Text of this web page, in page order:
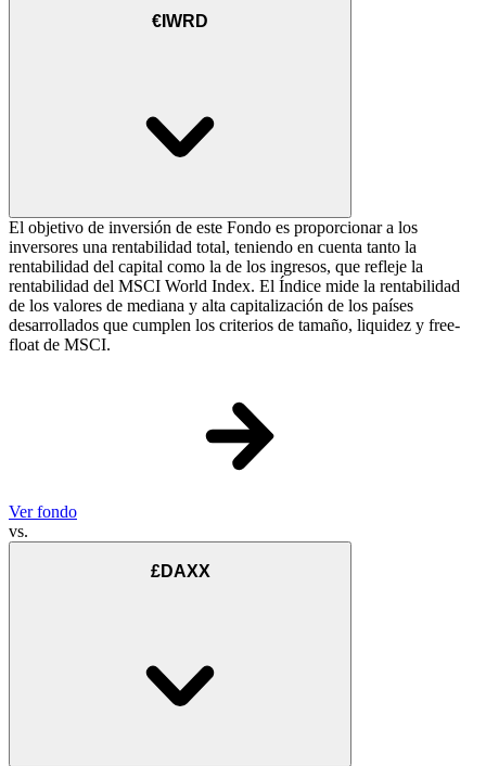
€IWRD
El objetivo de inversión de este Fondo es proporcionar a los
inversores una rentabilidad total, teniendo en cuenta tanto la
rentabilidad del capital como la de los ingresos, que refleje la
rentabilidad del MSCI World Index. El Índice mide la rentabilidad
de los valores de mediana y alta capitalización de los países
desarrollados que cumplen los criterios de tamaño, liquidez y free-
float de MSCI.
Ver fondo
vs.
£DAXX